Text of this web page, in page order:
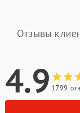
Отзывы
4.9 1799